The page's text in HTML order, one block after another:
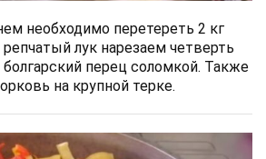
необходимо перетереть 2 кг
лук нарезаем четверть
болгарский перец соломкой. Также
на крупной терке.